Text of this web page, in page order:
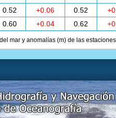
0.52 +0.06 0.52
0.60 +0.04 0.62
mar y anomalías (m) de las